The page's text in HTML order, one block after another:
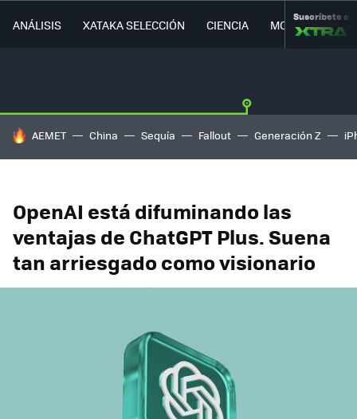
ANÁLISIS XATAKA SELECCIÓN CIENCIA MOVILIDAD
Suscríbete a
HOY SE HABLA DE
AEMET China Sequía Fallout Generación Z
OpenAI está difuminando las
ventajas de ChatGPT Plus. Suena
tan arriesgado como visionario